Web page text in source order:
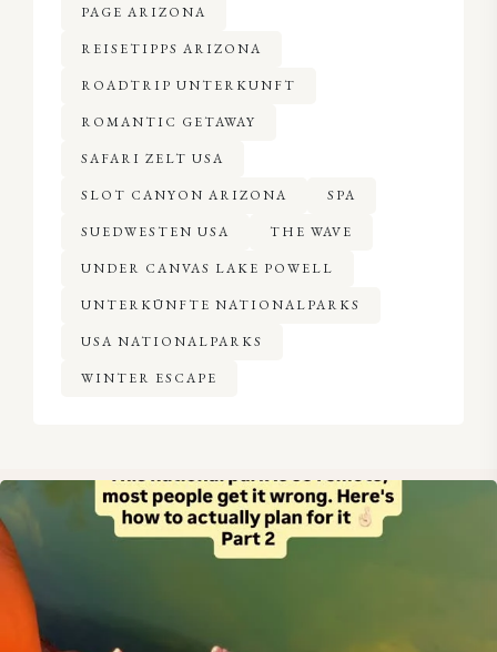
PAGE ARIZONA
REISETIPPS ARIZONA
ROADTRIP UNTERKUNFT
ROMANTIC GETAWAY
SAFARI ZELT USA
SLOT CANYON ARIZONA SPA
SUEDWESTEN USA THE WAVE
UNDER CANVAS LAKE POWELL
UNTERKÜNFTE NATIONALPARKS
USA NATIONALPARKS
WINTER ESCAPE